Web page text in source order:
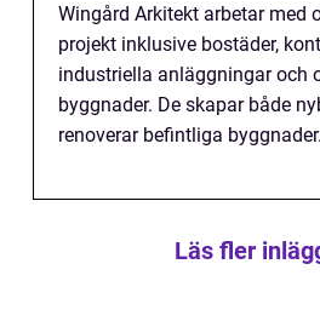
Wingård Arkitekt arbetar med
projekt inklusive bostäder,
industriella anläggningar och
byggnader. De skapar både
renoverar befintliga byggnader.
Läs fler